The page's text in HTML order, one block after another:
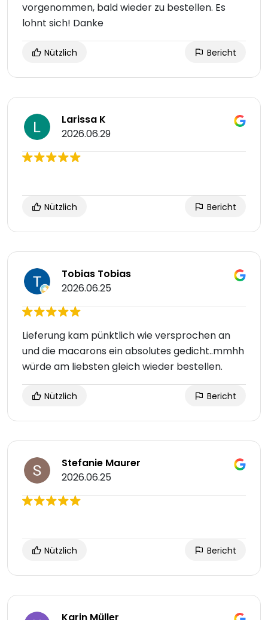
vorgenommen, bald wieder zu bestellen. Es
lohnt sich! Danke
Nützlich Bericht
Larissa K
2026.06.29
Nützlich Bericht
Tobias Tobias
2026.06.25
Lieferung kam pünktlich wie versprochen an
und die macarons ein absolutes gedicht..mmhh
würde am liebsten gleich wieder bestellen.
Nützlich Bericht
Stefanie Maurer
2026.06.25
Nützlich Bericht